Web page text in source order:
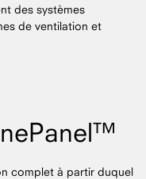
des systèmes
de ventilation et
complet à partir duquel